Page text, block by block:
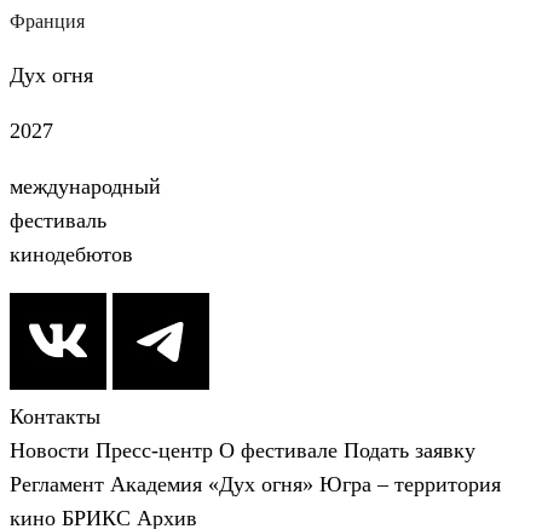
Франция
Дух огня
2027
международный
фестиваль
кинодебютов
Контакты
Новости Пресс-центр О фестивале Подать заявку
Регламент Академия «Дух огня» Югра – территория
кино БРИКС Архив